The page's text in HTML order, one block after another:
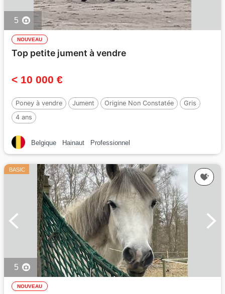
5
NOUVEAU
Top petite jument à vendre
< 10 000 €
Poney à vendre Jument Origine Non Constatée
Gris
4 ans
Belgique Hainaut Professionnel
BASIC
5
NOUVEAU